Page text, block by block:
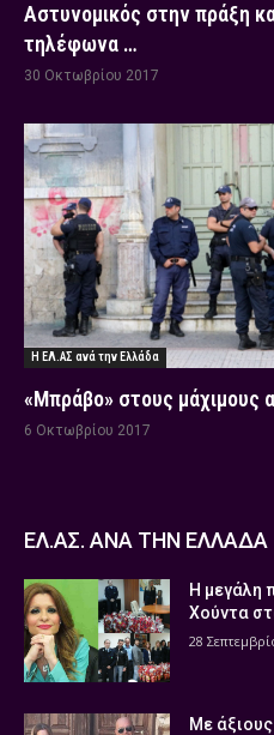
Αστυνομικός στην πράξη
τηλέφωνα …
30 Οκτωβρίου 2017
Η ΕΛ.ΑΣ ανά την Ελλάδα
«Μπράβο» στους μάχιμους
6 Οκτωβρίου 2017
ΕΛ.ΑΣ. ΑΝΑ ΤΗΝ ΕΛΛΑΔΑ
Η μεγάλη
Χούντα
28
Με